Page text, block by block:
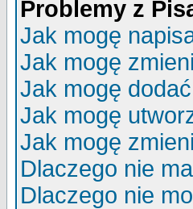
Problemy z
Jak mogę
Jak mogę
Jak mogę
Jak mogę
Jak mogę
Dlaczego nie
Dlaczego nie